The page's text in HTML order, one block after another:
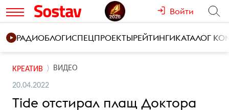
Войти
РАДИОБЛОГИСПЕЦПРОЕКТЫРЕЙТИНГИКАТАЛОГ
КРЕАТИВ ВИДЕО
20.04.2022
Tide отстирал плащ Доктора